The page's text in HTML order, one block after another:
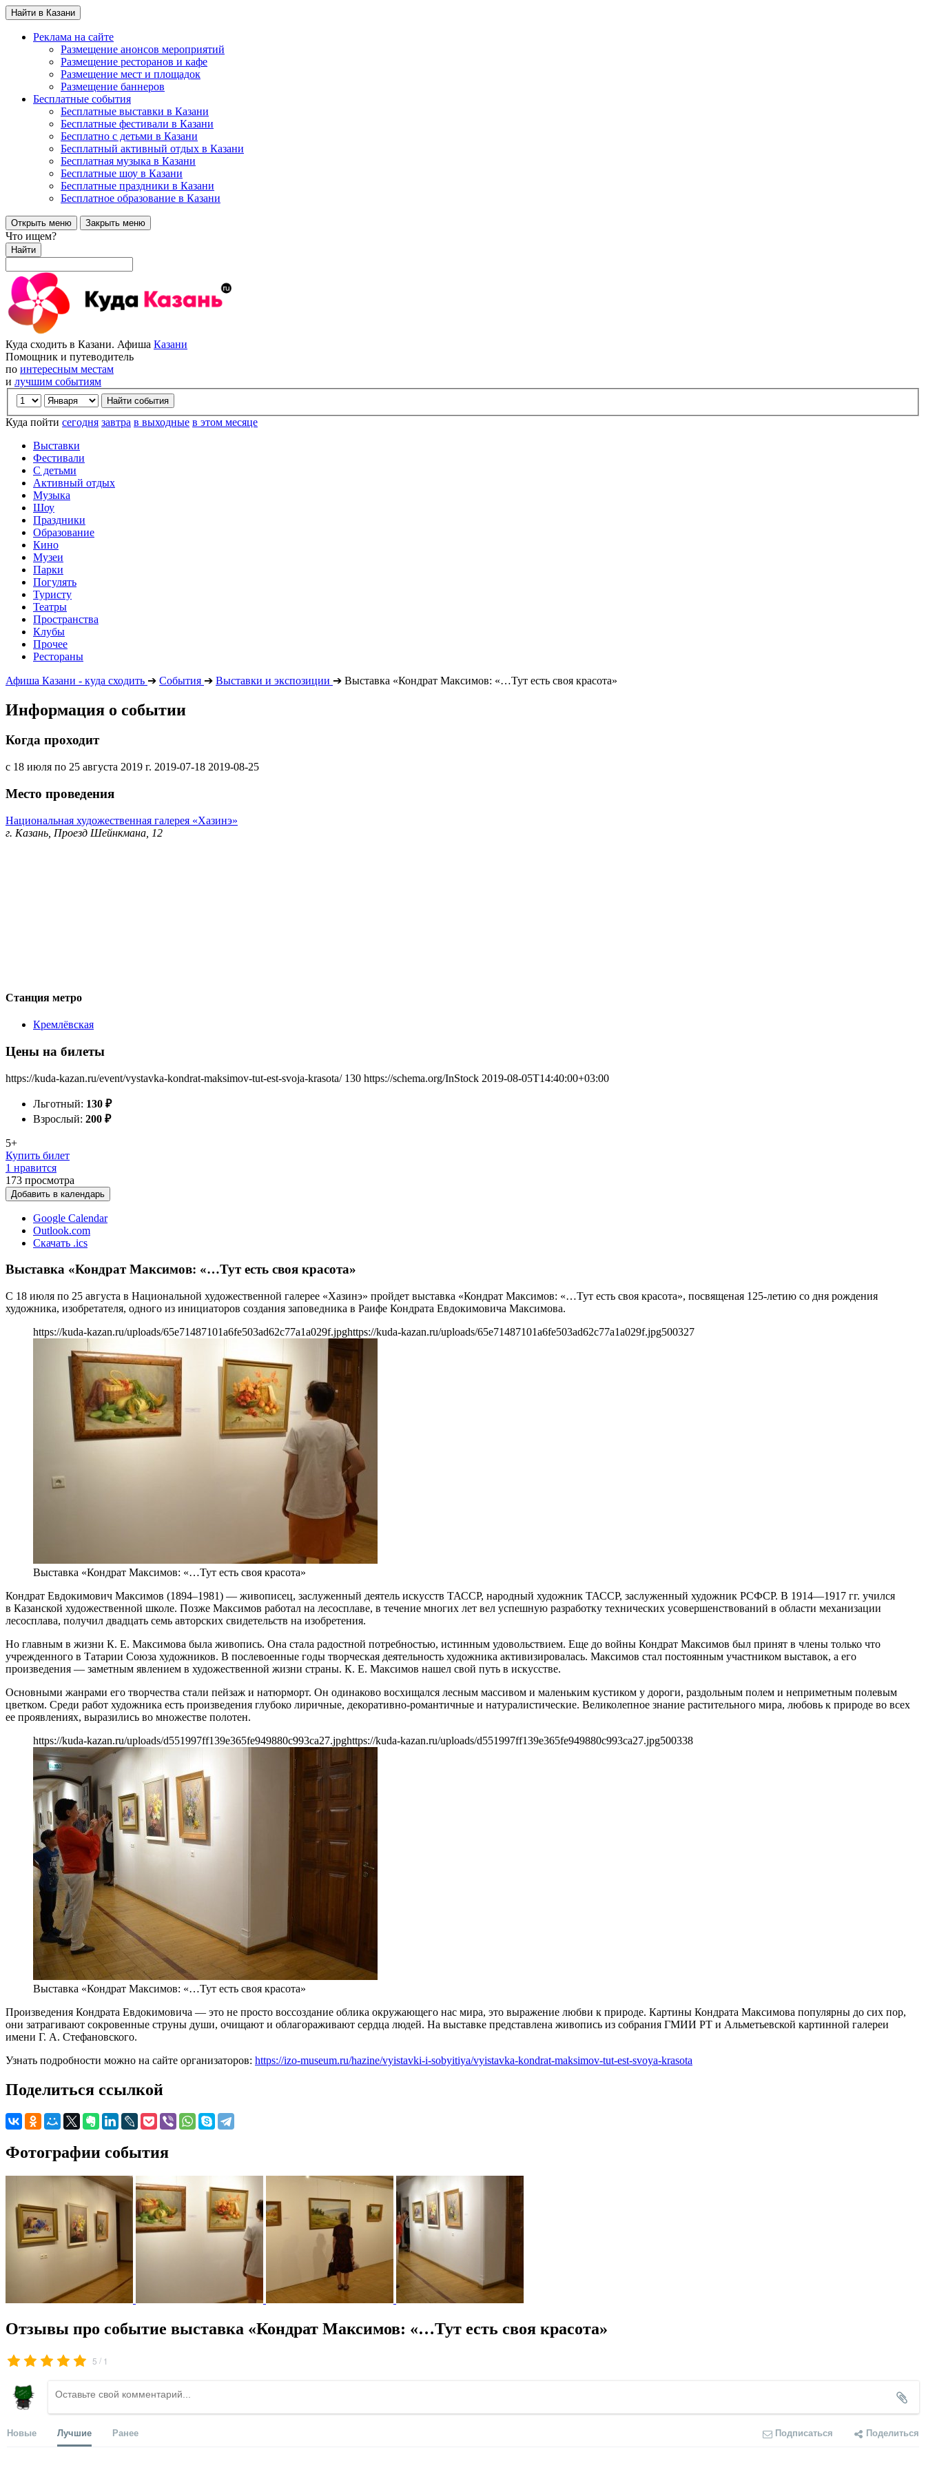
Найти в Казани
Реклама на сайте
Размещение анонсов мероприятий
Размещение ресторанов и кафе
Размещение мест и площадок
Размещение баннеров
Бесплатные события
Бесплатные выставки в Казани
Бесплатные фестивали в Казани
Бесплатно с детьми в Казани
Бесплатный активный отдых в Казани
Бесплатная музыка в Казани
Бесплатные шоу в Казани
Бесплатные праздники в Казани
Бесплатное образование в Казани
Открыть меню Закрыть меню
Что ищем?
Найти
Куда сходить в Казани. Афиша Казани
Помощник и путеводитель
по интересным местам
и лучшим событиям
Куда пойти сегодня завтра в выходные в этом месяце
Выставки
Фестивали
С детьми
Активный отдых
Музыка
Шоу
Праздники
Образование
Кино
Музеи
Парки
Погулять
Туристу
Театры
Пространства
Клубы
Прочее
Рестораны
Афиша Казани - куда сходить ➔ События ➔ Выставки и экспозиции ➔ Выставка «Кондрат Максимов: «…Тут есть своя красота»
Информация о событии
Когда проходит
с 18 июля по 25 августа 2019 г. 2019-07-18 2019-08-25
Место проведения
Национальная художественная галерея «Хазинэ»
г. Казань, Проезд Шейнкмана, 12
Станция метро
Кремлёвская
Цены на билеты
https://kuda-kazan.ru/event/vystavka-kondrat-maksimov-tut-est-svoja-krasota/ 130 https://schema.org/InStock 2019-08-05T14:40:00+03:00
Льготный: 130 ₽
Взрослый: 200 ₽
5+
Купить билет
1 нравится
173 просмотра
Добавить в календарь
Google Calendar
Outlook.com
Скачать .ics
Выставка «Кондрат Максимов: «…Тут есть своя красота»
С 18 июля по 25 августа в Национальной художественной галерее «Хазинэ» пройдет выставка «Кондрат Максимов: «…Тут есть своя красота», посвященая 125-летию со дня рождения
художника, изобретателя, одного из инициаторов создания заповедника в Раифе Кондрата Евдокимовича Максимова.
https://kuda-kazan.ru/uploads/65e71487101a6fe503ad62c77a1a029f.jpghttps://kuda-kazan.ru/uploads/65e71487101a6fe503ad62c77a1a029f.jpg500327
Выставка «Кондрат Максимов: «…Тут есть своя красота»
Кондрат Евдокимович Максимов (1894–1981) — живописец, заслуженный деятель искусств ТАССР, народный художник ТАССР, заслуженный художник РСФСР. В 1914—1917 гг. учился
в Казанской художественной школе. Позже Максимов работал на лесосплаве, в течение многих лет вел успешную разработку технических усовершенствований в области механизации
лесосплава, получил двадцать семь авторских свидетельств на изобретения.
Но главным в жизни К. Е. Максимова была живопись. Она стала радостной потребностью, истинным удовольствием. Еще до войны Кондрат Максимов был принят в члены только что
учрежденного в Татарии Союза художников. В послевоенные годы творческая деятельность художника активизировалась. Максимов стал постоянным участником выставок, а его
произведения — заметным явлением в художественной жизни страны. К. Е. Максимов нашел свой путь в искусстве.
Основными жанрами его творчества стали пейзаж и натюрморт. Он одинаково восхищался лесным массивом и маленьким кустиком у дороги, раздольным полем и неприметным полевым
цветком. Среди работ художника есть произведения глубоко лиричные, декоративно-романтичные и натуралистические. Великолепное знание растительного мира, любовь к природе во всех
ее проявлениях, выразились во множестве полотен.
https://kuda-kazan.ru/uploads/d551997ff139e365fe949880c993ca27.jpghttps://kuda-kazan.ru/uploads/d551997ff139e365fe949880c993ca27.jpg500338
Выставка «Кондрат Максимов: «…Тут есть своя красота»
Произведения Кондрата Евдокимовича — это не просто воссоздание облика окружающего нас мира, это выражение любви к природе. Картины Кондрата Максимова популярны до сих пор,
они затрагивают сокровенные струны души, очищают и облагораживают сердца людей. На выставке представлена живопись из собрания ГМИИ РТ и Альметьевской картинной галереи
имени Г. А. Стефановского.
Узнать подробности можно на сайте организаторов: https://izo-museum.ru/hazine/vyistavki-i-sobyitiya/vyistavka-kondrat-maksimov-tut-est-svoya-krasota
Поделиться ссылкой
Фотографии события
Отзывы про событие выставка «Кондрат Максимов: «…Тут есть своя красота»
5 / 1
Новые Лучшие Ранее Подписаться Поделиться